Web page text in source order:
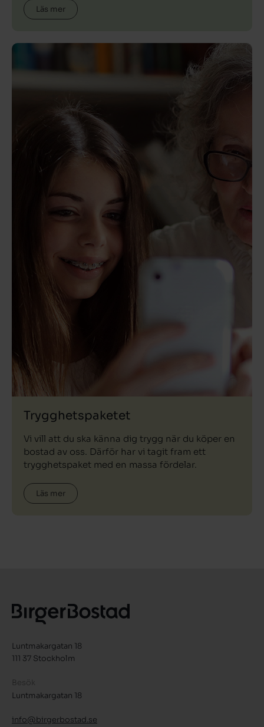
Läs mer
Trygghetspaketet
Vi vill att du ska känna dig trygg när du köper en
bostad av oss. Därför har vi tagit fram ett
trygghetspaket med en massa fördelar.
Läs mer
Luntmakargatan 18
111 37 Stockholm
Besök
Luntmakargatan 18
info@birgerbostad.se